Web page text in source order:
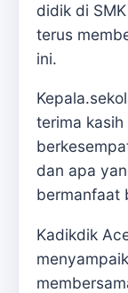
didik di
terus
ini.
terima
dan apa
bermanfaat
Kadikdik